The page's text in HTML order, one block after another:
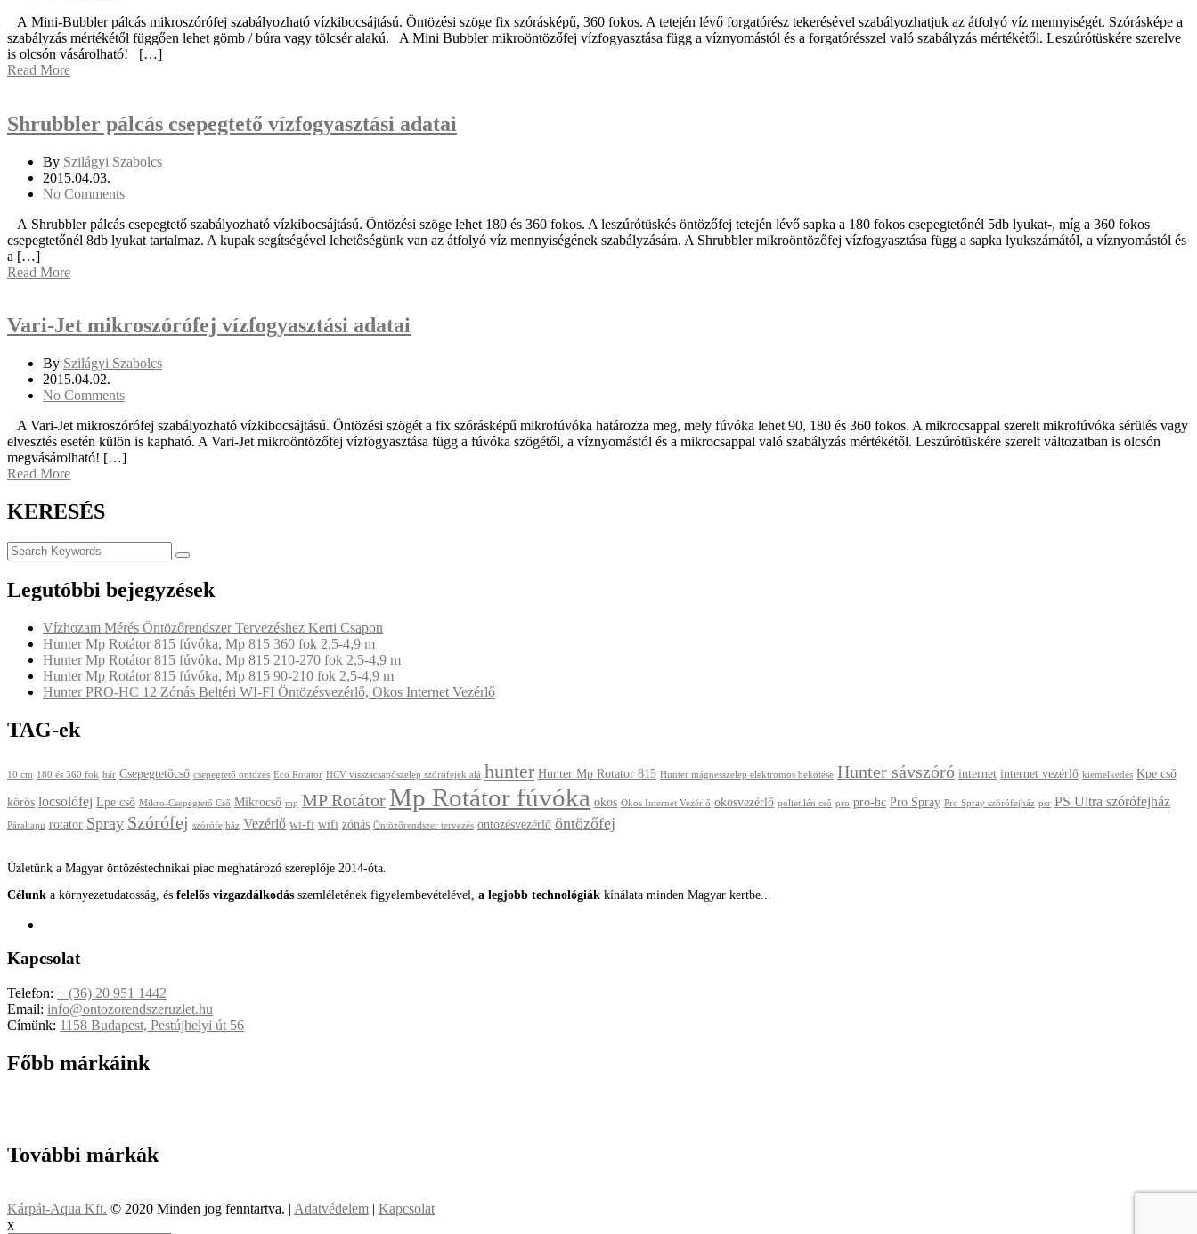
A Mini-Bubbler pálcás mikroszórófej szabályozható vízkibocsájtású. Öntözési szöge fix szórásképű, 360 fokos. A tetején lévő forgatórész tekerésével szabályozhatjuk az átfolyó víz mennyiségét. Szórásképe a
szabályzás mértékétől függően lehet gömb / búra vagy tölcsér alakú. A Mini Bubbler mikroöntözőfej vízfogyasztása függ a víznyomástól és a forgatórésszel való szabályzás mértékétől. Leszúrótüskére szerelve
is olcsón vásárolható! […]
Read More
Shrubbler pálcás csepegtető vízfogyasztási adatai
By Szilágyi Szabolcs
2015.04.03.
No Comments
A Shrubbler pálcás csepegtető szabályozható vízkibocsájtású. Öntözési szöge lehet 180 és 360 fokos. A leszúrótüskés öntözőfej tetején lévő sapka a 180 fokos csepegtetőnél 5db lyukat-, míg a 360 fokos
csepegtetőnél 8db lyukat tartalmaz. A kupak segítségével lehetőségünk van az átfolyó víz mennyiségének szabályzására. A Shrubbler mikroöntözőfej vízfogyasztása függ a sapka lyukszámától, a víznyomástól és
a […]
Read More
Vari-Jet mikroszórófej vízfogyasztási adatai
By Szilágyi Szabolcs
2015.04.02.
No Comments
A Vari-Jet mikroszórófej szabályozható vízkibocsájtású. Öntözési szögét a fix szórásképű mikrofúvóka határozza meg, mely fúvóka lehet 90, 180 és 360 fokos. A mikrocsappal szerelt mikrofúvóka sérülés vagy
elvesztés esetén külön is kapható. A Vari-Jet mikroöntözőfej vízfogyasztása függ a fúvóka szögétől, a víznyomástól és a mikrocsappal való szabályzás mértékétől. Leszúrótüskére szerelt változatban is olcsón
megvásárolható! […]
Read More
KERESÉS
Legutóbbi bejegyzések
Vízhozam Mérés Öntözőrendszer Tervezéshez Kerti Csapon
Hunter Mp Rotátor 815 fúvóka, Mp 815 360 fok 2,5-4,9 m
Hunter Mp Rotátor 815 fúvóka, Mp 815 210-270 fok 2,5-4,9 m
Hunter Mp Rotátor 815 fúvóka, Mp 815 90-210 fok 2,5-4,9 m
Hunter PRO-HC 12 Zónás Beltéri WI-FI Öntözésvezérlő, Okos Internet Vezérlő
TAG-ek
10 cm 180 és 360 fok bár Csepegtetőcső csepegtető öntözés Eco Rotator HCV visszacsapószelep szórófejek alá hunter Hunter Mp Rotator 815 Hunter mágnesszelep elektromos bekötése Hunter sávszóró internet internet vezérlő kiemelkedés Kpe cső
körös locsolófej Lpe cső Mikro-Csepegtető Cső Mikrocső mp MP Rotátor Mp Rotátor fúvóka okos Okos Internet Vezérlő okosvezérlő polietilén cső pro pro-hc Pro Spray Pro Spray szórófejház psr PS Ultra szórófejház
Párakapu rotator Spray Szórófej szórófejház Vezérlő wi-fi wifi zónás Öntözőrendszer tervezés öntözésvezérlő öntözőfej
Üzletünk a Magyar öntözéstechnikai piac meghatározó szereplője 2014-óta.
Célunk a környezetudatosság, és felelős vizgazdálkodás szemléletének figyelembevételével, a legjobb technológiák kínálata minden Magyar kertbe...
Kapcsolat
Telefon: + (36) 20 951 1442
Email: info@ontozorendszeruzlet.hu
Címünk: 1158 Budapest, Pestújhelyi út 56
Főbb márkáink
További márkák
Kárpát-Aqua Kft. © 2020 Minden jog fenntartva. | Adatvédelem | Kapcsolat
x